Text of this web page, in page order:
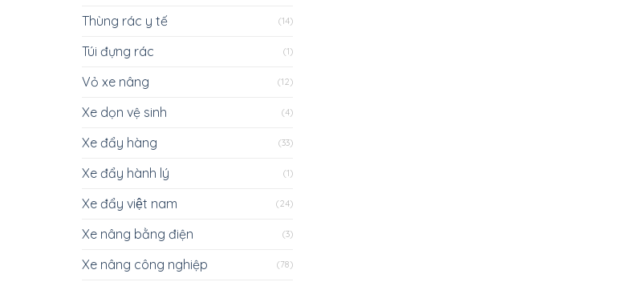
Thùng rác y tế (14)
Túi đựng rác (1)
Vỏ xe nâng (12)
Xe dọn vệ sinh (4)
Xe đẩy hàng (33)
Xe đẩy hành lý (1)
Xe đẩy việt nam (24)
Xe nâng bằng điện (3)
Xe nâng công nghiệp (78)